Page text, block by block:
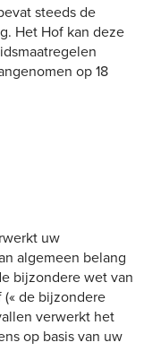
steeds de
Het Hof kan deze
op 18
uw
algemeen belang
bijzondere wet van
de bijzondere
verwerkt het
op basis van uw